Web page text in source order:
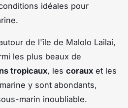
idéales pour
de l'île de Malolo Lailai,
les plus beaux de
tropicaux, les coraux et les
y sont abondants,
marin inoubliable.